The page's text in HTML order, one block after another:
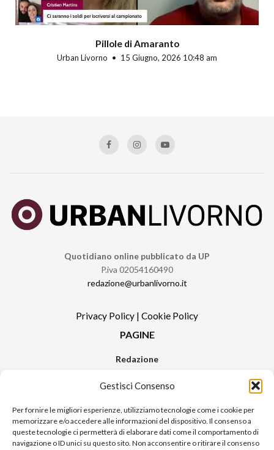
Gestisci Consenso
Per fornire le migliori esperienze, utilizziamo tecnologie come i cookie per
memorizzare e/o accedere alle informazioni del dispositivo. Il consenso a
queste tecnologie ci permetterà di elaborare dati come il comportamento di
navigazione o ID unici su questo sito. Non acconsentire o ritirare il consenso
Pillole di Amaranto
Urban Livorno 15 Giugno, 2026 10:48 am
Quotidiano online pubblicato da UP
P.iva 02054160490
redazione@urbanlivorno.it
Privacy Policy | Cookie Policy
PAGINE
Redazione
Pubblicità
Sitemap
RUBRICHE